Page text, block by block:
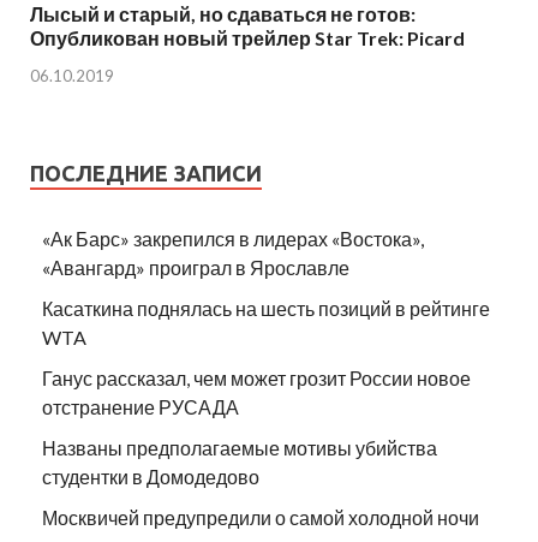
Лысый и старый, но сдаваться не готов:
Опубликован новый трейлер Star Trek: Picard
06.10.2019
ПОСЛЕДНИЕ ЗАПИСИ
«Ак Барс» закрепился в лидерах «Востока»,
«Авангард» проиграл в Ярославле
Касаткина поднялась на шесть позиций в рейтинге
WTA
Ганус рассказал, чем может грозит России новое
отстранение РУСАДА
Названы предполагаемые мотивы убийства
студентки в Домодедово
Москвичей предупредили о самой холодной ночи